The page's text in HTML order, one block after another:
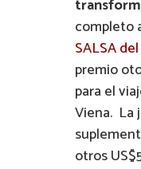
completo
SALSA
premio
para el
Viena. La
otros